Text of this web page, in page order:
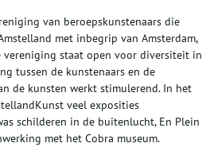
van beroepskunstenaars die
met inbegrip van Amsterdam,
vereniging staat open voor diversiteit in
tussen de kunstenaars en de
de kunsten werkt stimulerend. In het
veel exposities
schilderen in de buitenlucht, En Plein
met het Cobra museum.